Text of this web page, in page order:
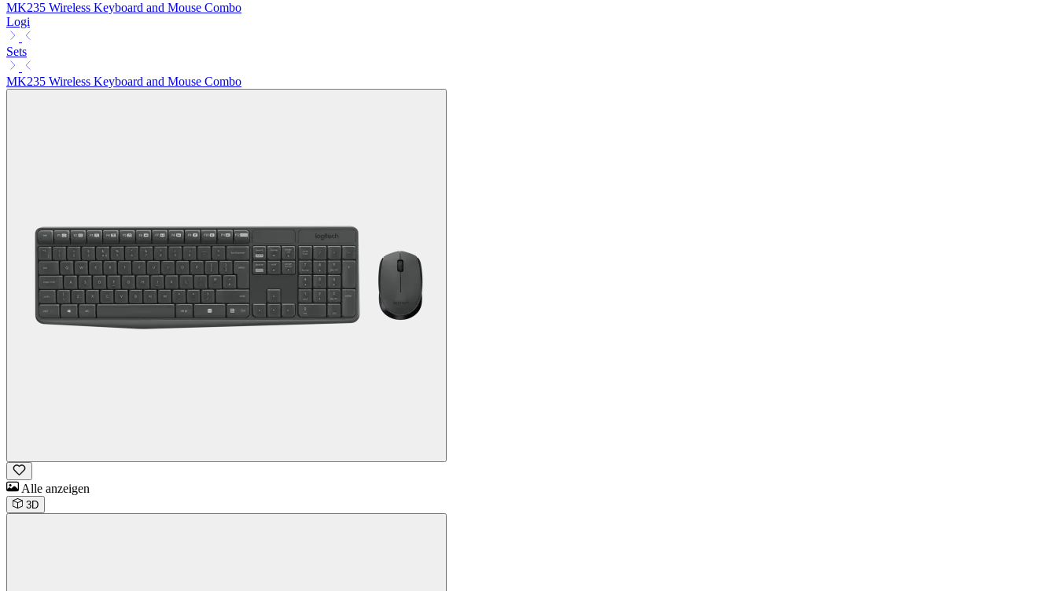
MK235 Wireless Keyboard and Mouse Combo
Logi
Sets
MK235 Wireless Keyboard and Mouse Combo
Alle anzeigen
3D